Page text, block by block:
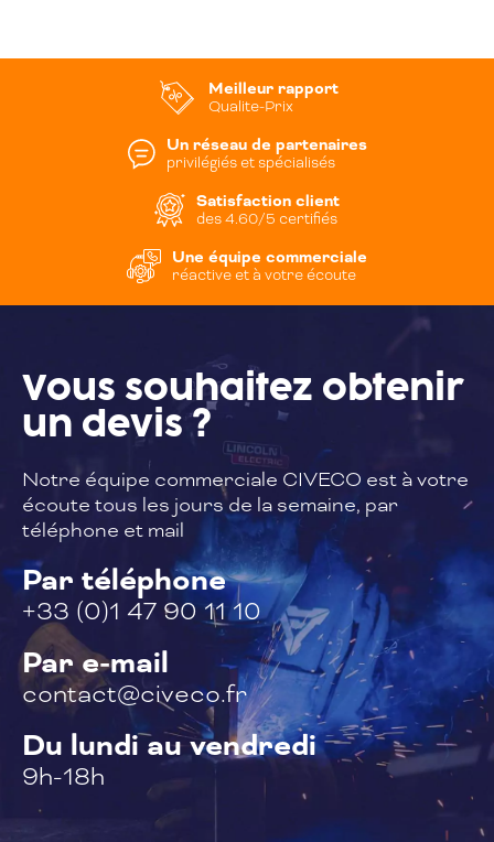
Meilleur rapport
Qualite-Prix
Un réseau de partenaires
privilégiés et spécialisés
Satisfaction client
des 4.60/5 certifiés
Une équipe commerciale
réactive et à votre écoute
Vous souhaitez obtenir
un devis ?
Notre équipe commerciale CIVECO est àvotre
écoute tous les jours de la semaine, par
téléphone et mail
Par téléphone
+33 (0)1 47 90 11 10
Par e-mail
contact@civeco.fr
Du lundi au vendredi
9h-18h